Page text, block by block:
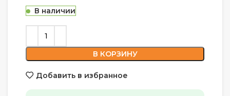
В наличии
В КОРЗИНУ
Добавить в избранное